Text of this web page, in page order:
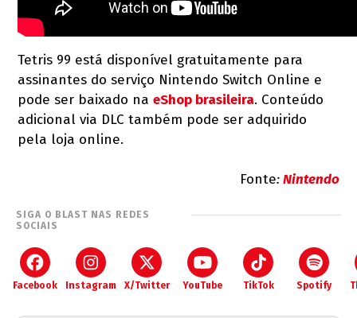
Tetris 99 está disponível gratuitamente para
assinantes do serviço Nintendo Switch Online e
pode ser baixado naeShop brasileira. Conteúdo
adicional via DLC também pode ser adquirido
pela loja online.
Fonte:Nintendo
SIGA O BLAST NAS REDES
SOCIAIS
Facebook Instagram X/Twitter YouTube TikTok Spotify